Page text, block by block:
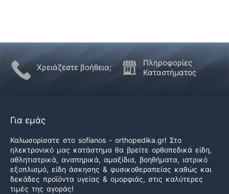
Χρειάζεστε βοήθεια;
Πληροφορίες
Καταστήματος
Για εμάς
Καλωσορίσατε στο sofianos - orthopedika.gr! Στο
ηλεκτρονικό μας κατάστημα θα βρείτε ορθοπεδικά είδη,
αθλητιατρικά, αναπηρικά, αμαξίδια, βοηθήματα, ιατρικό
εξοπλισμό, είδη άσκησης & φυσικοθεραπείας καθώς και
δεκάδες προϊόντα υγείας & ομορφιάς, στις καλύτερες
τιμές της αγοράς!